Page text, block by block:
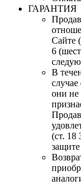
ГАРАНТИЯ
Сайте
6
В
они не
(ст. 18